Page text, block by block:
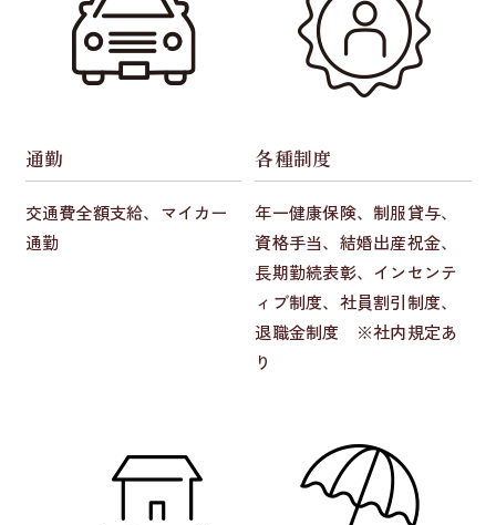
通勤
交通費全額支給、マイカー
通勤
各種制度
年一健康保険、制服貸与、
資格手当、結婚出産祝金、
長期勤続表彰、インセンテ
ィブ制度、社員割引制度、
退職金制度 ※社内規定あ
り